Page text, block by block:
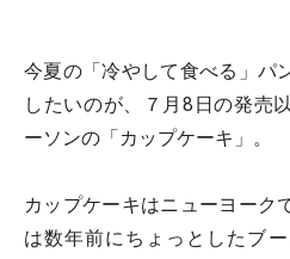
今夏の「冷やして食べる」パ
したいのが、７月8日の発売
ーソンの「カップケーキ」。
カップケーキはニューヨーク
は数年前にちょっとしたブ